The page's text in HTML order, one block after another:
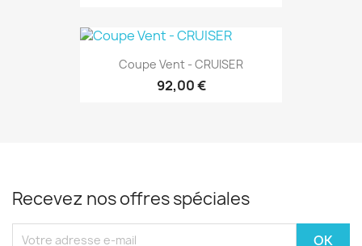
Coupe Vent - CRUISER
92,00 €
Recevez nos offres spéciales